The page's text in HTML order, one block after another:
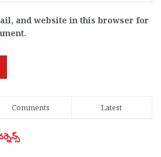
and website in this browser for
Comments Latest